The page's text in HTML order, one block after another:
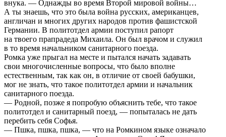
внука. — Однажды во время Второй мировой войны…
А ты знаешь, что это была война русских, американцев,
англичан и многих других народов против фашистской
Германии. В политотдел армии поступил рапорт
на твоего прапрадеда Михаила. Он был врачом и служил
в то время начальником санитарного поезда.
Ромка уже прыгал на месте и пытался начать задавать
свои многочисленные вопросы, что было вполне
естественным, так как он, в отличие от своей бабушки,
мог не знать, что такое политотдел армии и начальник
санитарного поезда.
— Родной, позже я попробую объяснить тебе, что такое
политотдел и санитарный поезд, — попыталась не дать
перебить себя Софья.
— Пшка, пшка, пшка, — что на Ромкином языке означало